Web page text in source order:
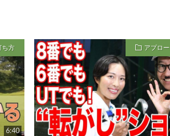
ち方
6:40
アプロ